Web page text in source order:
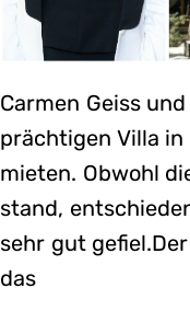
Carmen Geiss
prächtigen Villa in
mieten. Obwohl
stand,
sehr gut
das